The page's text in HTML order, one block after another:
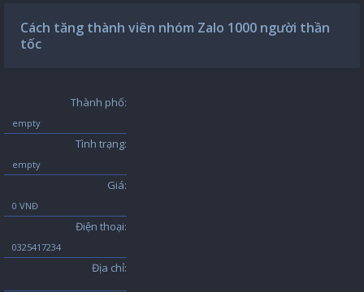
Cách tăng thành viên nhóm Zalo 1000 người thần
tốc
Thành phố:
empty
Tình trạng:
empty
Giá:
0 VNĐ
Điện thoại:
0325417234
Địa chỉ: